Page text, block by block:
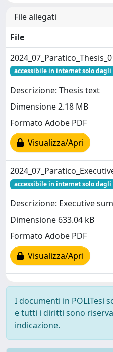
File allegati
File
accessibile in internet solo
Descrizione: Thesis text
Dimensione 2.18 MB
Formato Adobe PDF
Visualizza/Apri
accessibile in internet solo
Descrizione: Executive
Dimensione 633.04 kB
Formato Adobe PDF
Visualizza/Apri
I documenti in POLITesi
e tutti i diritti sono
indicazione.